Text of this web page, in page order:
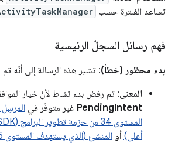
تساعد الفلترة حسب
فهم رسائل السجلّ الرئيسية
بدء محظور (خطأ): تشير هذه الرسالة إلى أنّه
المعنى: تم رفض بدء نشاط لأنّ خيار
PendingIntent غير متوفّر في
أعلى) أو